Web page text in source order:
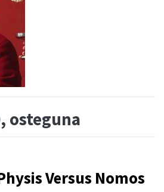
osteguna
Versus Nomos